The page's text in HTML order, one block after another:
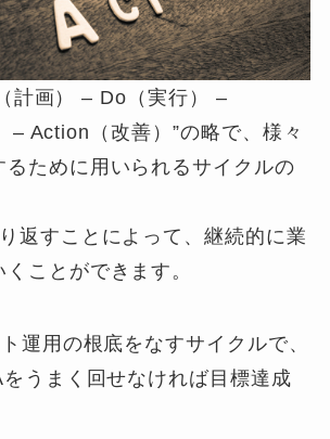
計画） – Do（実行） –
– Action（改善）”の略で、様々
るために用いられるサイクルの
返すことによって、継続的に業
ことができます。
運用の根底をなすサイクルで、
うまく回せなければ目標達成